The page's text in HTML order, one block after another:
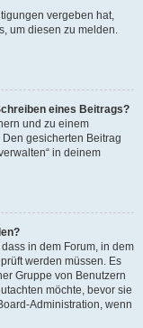
vergeben hat,
um diesen zu melden.
eines Beitrags?
und zu einem
gesicherten Beitrag
in deinem
in dem Forum, in dem
werden müssen. Es
Gruppe von Benutzern
möchte, bevor sie
Administration, wenn